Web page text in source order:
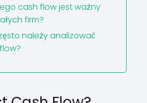
cash flow jest ważny
firm?
należy analizować